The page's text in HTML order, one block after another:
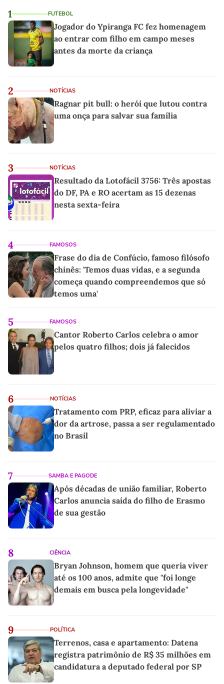
1 FUTEBOL
Jogador do Ypiranga FC fez homenagem
ao entrar com filho em campo meses
antes da morte da criança
2 NOTÍCIAS
Ragnar pit bull: o herói que lutou contra
uma onça para salvar sua família
3 NOTÍCIAS
Resultado da Lotofácil 3756: Três apostas
do DF, PA e RO acertam as 15 dezenas
nesta sexta-feira
4 FAMOSOS
Frase do dia de Confúcio, famoso filósofo
chinês: 'Temos duas vidas, e a segunda
começa quando compreendemos que só
temos uma'
5 FAMOSOS
Cantor Roberto Carlos celebra o amor
pelos quatro filhos; dois já falecidos
6 NOTÍCIAS
Tratamento com PRP, eficaz para aliviar a
dor da artrose, passa a ser regulamentado
no Brasil
7 SAMBA E PAGODE
Após décadas de união familiar, Roberto
Carlos anuncia saída do filho de Erasmo
de sua gestão
8 CIÊNCIA
Bryan Johnson, homem que queria viver
até os 100 anos, admite que "foi longe
demais em busca pela longevidade"
9 POLÍTICA
Terrenos, casa e apartamento: Datena
registra patrimônio de R$ 35 milhões em
candidatura a deputado federal por SP